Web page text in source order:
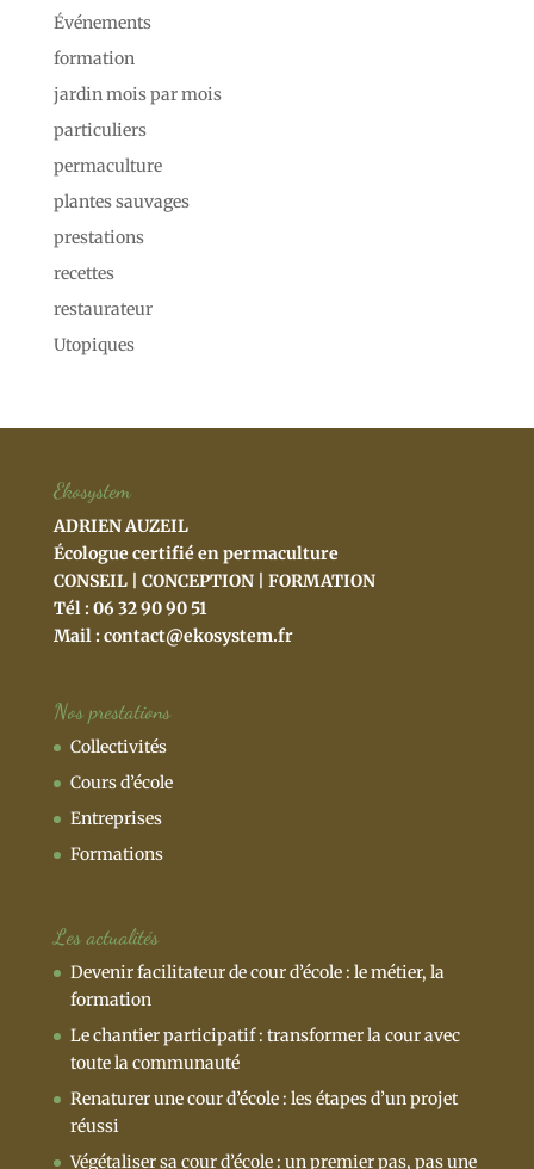
Événements
formation
jardin mois par mois
particuliers
permaculture
plantes sauvages
prestations
recettes
restaurateur
Utopiques
Ekosystem
ADRIEN AUZEIL
Écologue certifié en permaculture
CONSEIL | CONCEPTION | FORMATION
Tél : 06 32 90 90 51
Mail :contact@ekosystem.fr
Nos prestations
Collectivités
Cours d’école
Entreprises
Formations
Les actualités
Devenir facilitateur de cour d’école : le métier, la
formation
Le chantier participatif : transformer la cour avec
toute la communauté
Renaturer une cour d’école : les étapes d’un projet
réussi
Végétaliser sa cour d’école : un premier pas, pas une